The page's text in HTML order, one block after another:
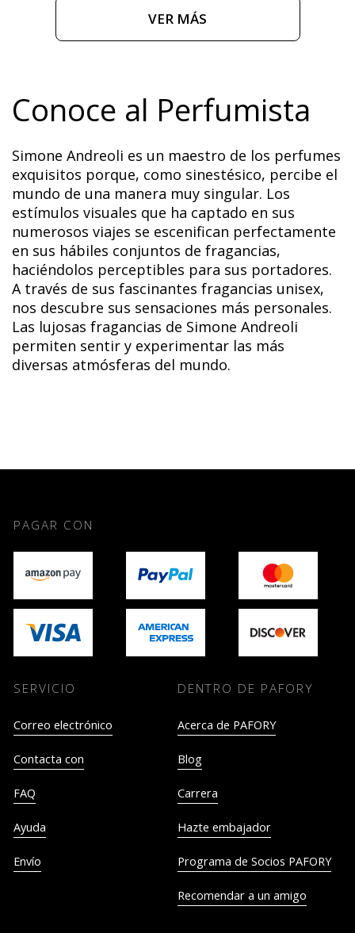
VER MÁS
Conoce al Perfumista
Simone Andreoli es un maestro de los perfumes
exquisitos porque, como sinestésico, percibe el
mundo de una manera muy singular. Los
estímulos visuales que ha captado en sus
numerosos viajes se escenifican perfectamente
en sus hábiles conjuntos de fragancias,
haciéndolos perceptibles para sus portadores.
A través de sus fascinantes fragancias unisex,
nos descubre sus sensaciones más personales.
Las lujosas fragancias de Simone Andreoli
permiten sentir y experimentar las más
diversas atmósferas del mundo.
PAGAR CON
SERVICIO
Correo electrónico
Contacta con
FAQ
Ayuda
Envío
DENTRO DE PAFORY
Acerca de PAFORY
Blog
Carrera
Hazte embajador
Programa de Socios PAFORY
Recomendar a un amigo